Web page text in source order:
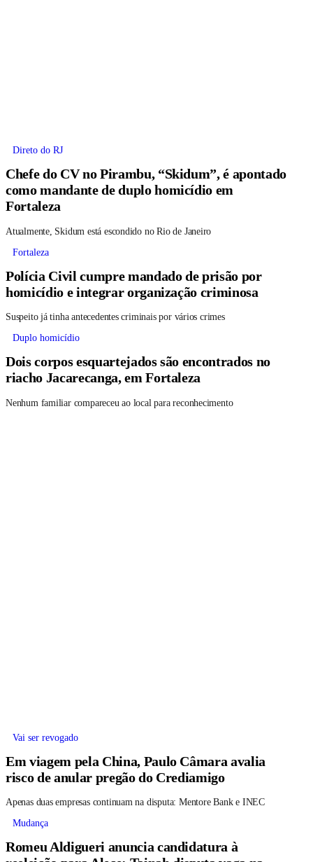
Direto do RJ
Chefe do CV no Pirambu, “Skidum”, é apontado
como mandante de duplo homicídio em
Fortaleza
Atualmente, Skidum está escondido no Rio de Janeiro
Fortaleza
Polícia Civil cumpre mandado de prisão por
homicídio e integrar organização criminosa
Suspeito já tinha antecedentes criminais por vários crimes
Duplo homicídio
Dois corpos esquartejados são encontrados no
riacho Jacarecanga, em Fortaleza
Nenhum familiar compareceu ao local para reconhecimento
Vai ser revogado
Em viagem pela China, Paulo Câmara avalia
risco de anular pregão do Crediamigo
Apenas duas empresas continuam na disputa: Mentore Bank e INEC
Mudança
Romeu Aldigueri anuncia candidatura à